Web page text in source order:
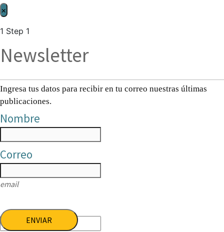
×
1 Step 1
Newsletter
Ingresa tus datos para recibir en tu correo nuestras últimas
publicaciones.
Nombre
Correo
email
ENVIAR